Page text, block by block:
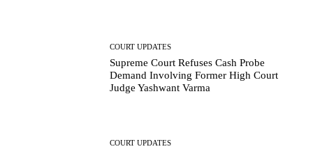
COURT UPDATES
Supreme Court Refuses Cash Probe
Demand Involving Former High Court
Judge Yashwant Varma
COURT UPDATES